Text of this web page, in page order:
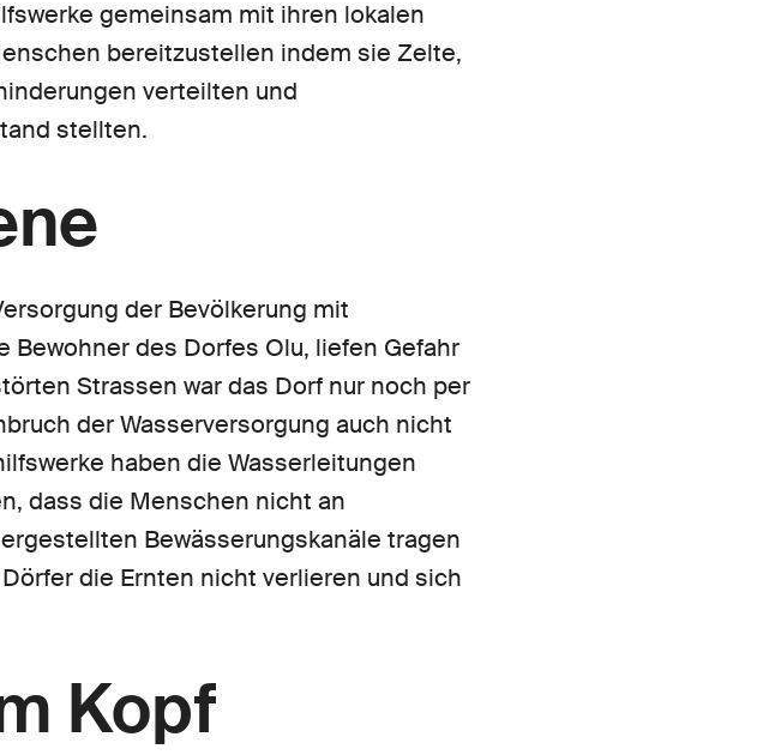
gemeinsam mit ihren lokalen
bereitzustellen indem sie Zelte,
verteilten und
stellten.
der Bevölkerung mit
Bewohner des Dorfes Olu, liefen Gefahr
Strassen war das Dorf nur noch per
der Wasserversorgung auch nicht
haben die Wasserleitungen
dass die Menschen nicht an
Bewässerungskanäle tragen
die Ernten nicht verlieren und sich
Kopf